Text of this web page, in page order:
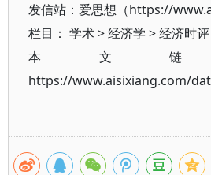
发信站：爱思想（https://
栏目： 学术>经济学 >经济时评
本文链
https://www.aisixiang.com/